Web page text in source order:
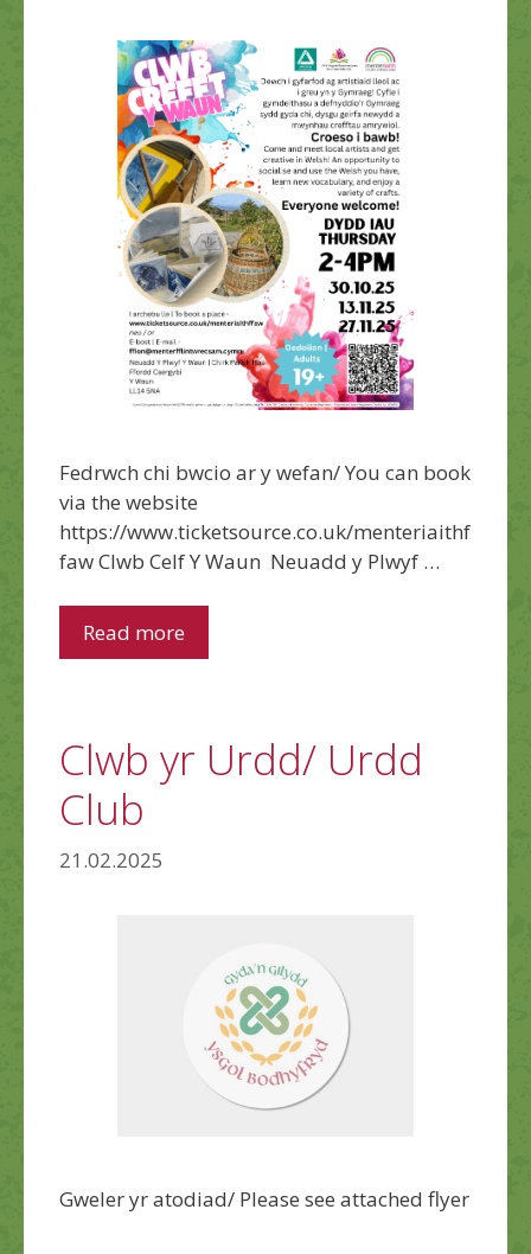
Fedrwch chi bwcio ar y wefan/ You can book
via the website
https://www.ticketsource.co.uk/menteriaithf
faw Clwb Celf Y Waun Neuadd y Plwyf …
Read more
Clwb yr Urdd/ Urdd
Club
21.02.2025
Gweler yr atodiad/ Please see attached flyer